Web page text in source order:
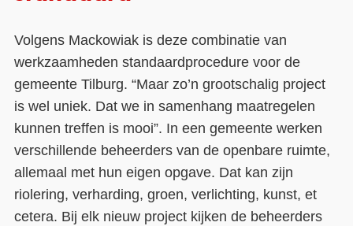
Volgens Mackowiak is deze combinatie van
werkzaamheden standaardprocedure voor de
gemeente Tilburg. “Maar zo’n grootschalig project
is wel uniek. Dat we in samenhang maatregelen
kunnen treffen is mooi”. In een gemeente werken
verschillende beheerders van de openbare ruimte,
allemaal met hun eigen opgave. Dat kan zijn
riolering, verharding, groen, verlichting, kunst, et
cetera. Bij elk nieuw project kijken de beheerders